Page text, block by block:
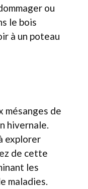
ou
le bois
à un poteau
mésanges de
hivernale.
explorer
de cette
les
maladies.